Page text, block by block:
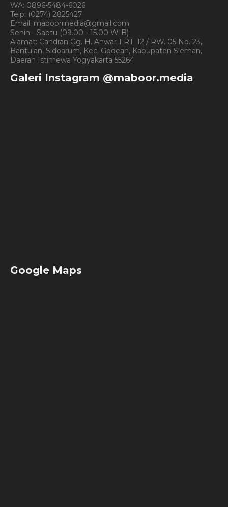
WA: 0896-5484-6026
Telp: (0274) 2825427
Email: maboormedia@gmail.com
Senin - Sabtu (09.00 - 15.00 WIB)
Alamat: Candran Gg. H. Anwar 1 RT. 12 / RW. 05 No. 23,
Bantulan, Sidoarum, Kec. Godean, Kabupaten Sleman,
Daerah Istimewa Yogyakarta 55264
Galeri Instagram @maboor.media
Google Maps